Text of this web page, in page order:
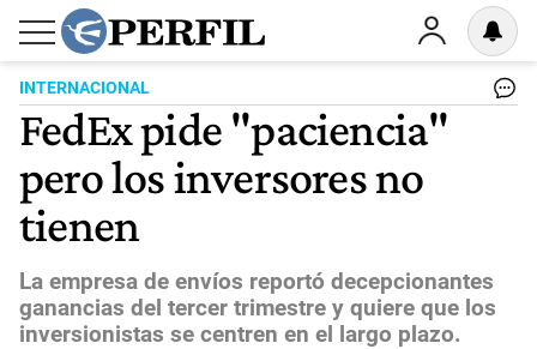
INTERNACIONAL
FedEx pide "paciencia"
pero los inversores no
tienen
La empresa de envíos reportó decepcionantes
ganancias del tercer trimestre y quiere que los
inversionistas se centren en el largo plazo.